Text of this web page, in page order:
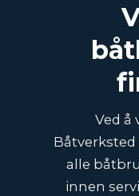
Ved
alle
innen